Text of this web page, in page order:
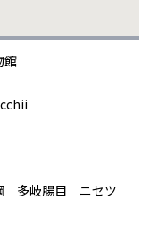
館
多岐腸目 ニセツ